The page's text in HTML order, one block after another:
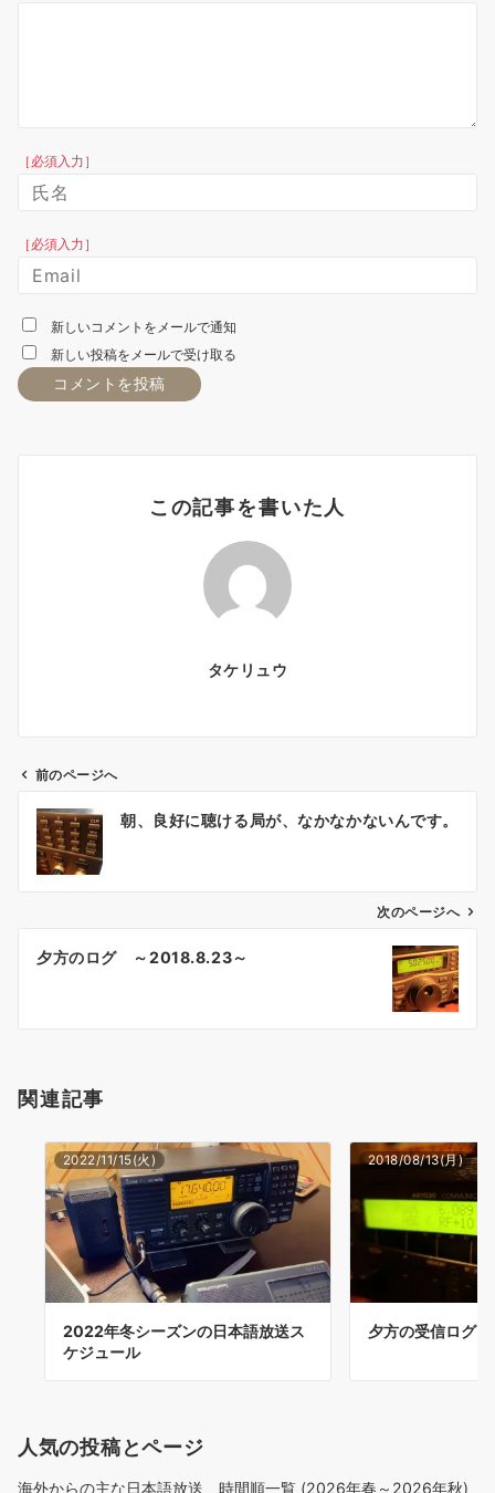
［必須入力］
［必須入力］
新しいコメントをメールで通知
新しい投稿をメールで受け取る
この記事を書いた人
タケリュウ
ン
前のページへ
朝、良好に聴ける局が、なかなかないんです。
次のページへ
夕方のログ ～2018.8.23～
関連記事
2022/11/15(火)
2022年冬シーズンの日本語放送ス
ケジュール
2018/08/13(月)
夕方の受信ログ
人気の投稿とページ
海外からの主な日本語放送 時間順一覧 (2026年春～2026年秋)